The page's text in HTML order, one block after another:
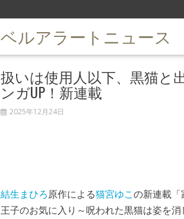
ベルアラートニュース
扱いは使用人以下、黒猫
ンガUP！新連載
2025年12月24日
結生まひろ原作による猫宮ゆこの新連載
王子のお気に入り～呪われた黒猫は姿を消